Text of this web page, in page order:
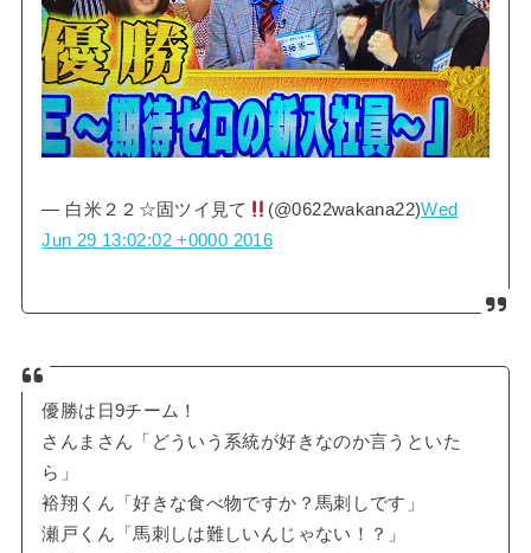
— 白米２２☆固ツイ見て (@0622wakana22)Wed
Jun 29 13:02:02 +0000 2016
優勝は日9チーム！
さんまさん「どういう系統が好きなのか言うといた
ら」
裕翔くん「好きな食べ物ですか？馬刺しです」
瀬戸くん「馬刺しは難しいんじゃない！？」